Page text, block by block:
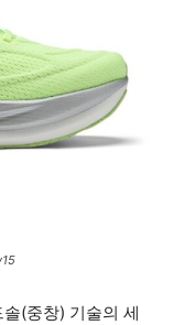
(중창) 기술의 세